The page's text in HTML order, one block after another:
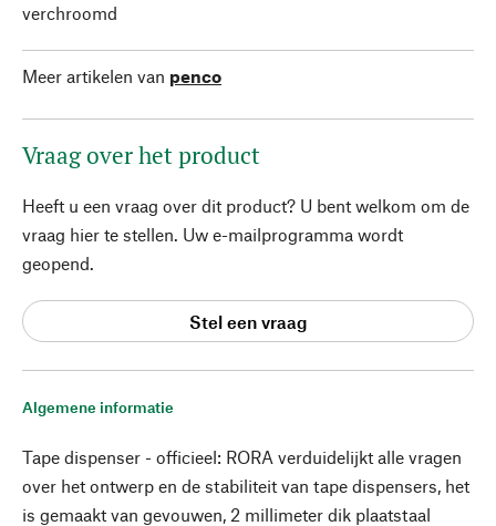
Algemene informatie
Tape dispenser - officieel: RORA verduidelijkt alle vragen
over het ontwerp en de stabiliteit van tape dispensers, het
is gemaakt van gevouwen, 2 millimeter dik plaatstaal
verchroomd
Meer artikelen van penco
Vraag over het product
Heeft u een vraag over dit product? U bent welkom om de
vraag hier te stellen. Uw e-mailprogramma wordt
geopend.
Stel een vraag